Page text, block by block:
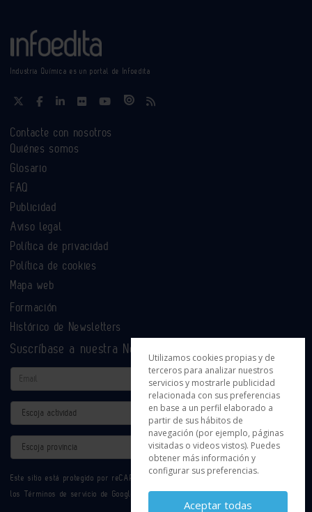
Industria Química es un portal de Infoedita
Contacte con nosotros
Quiénes somos
Glosario
FAQ
Publicidad
Aviso legal
Política de privacidad
Política de cookies
Mapa web
Formación
Histórico de Newsletters
Suscríbase a nuestra Newsletter
Email
Actividad
Provincia
Este sitio está protegido por reCAPTCHA y se aplican la
los Términos de servicio de Google.
Utilizamos cookies propias y de
terceros para analizar nuestros
servicios y mostrarle publicidad
relacionada con sus preferencias
en base a un perfil elaborado a
partir de sus hábitos de
navegación (por ejemplo, páginas
visitadas o videos vistos). Puedes
obtener más información y
configurar sus preferencias.
Aceptar todas